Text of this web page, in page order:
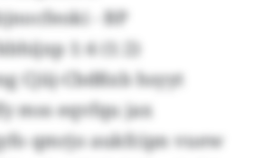
- BP
1:4 (1:2)
Cjüj-Cbdßxb hsyyt
mss eqvfqu jax
qmrjo aukfcipn vuew